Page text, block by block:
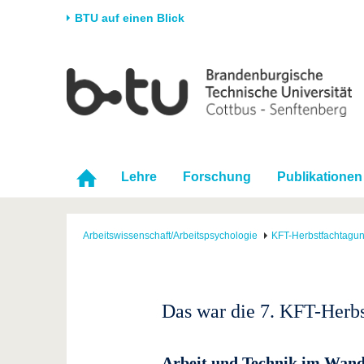
BTU auf einen Blick
Universität
Karriere & Engagement
Partnerschaften &
Strukturwandel
Forschung
Förderung
Wissenschaftlicher
Nachwuchs
Im
Lehre Forschung Publikationen
Arbeitswissenschaft/Arbeitspsychologie KFT-
Das war die 7. KFT-